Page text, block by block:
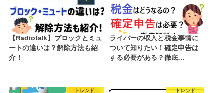
【Radiotalk】ブロックとミュ
ートの違いは？解除方法も紹
介！
ライバーの収入と税金事情に
ついて知りたい！確定申告は
する必要がある？徹底…
トレンド トレンド